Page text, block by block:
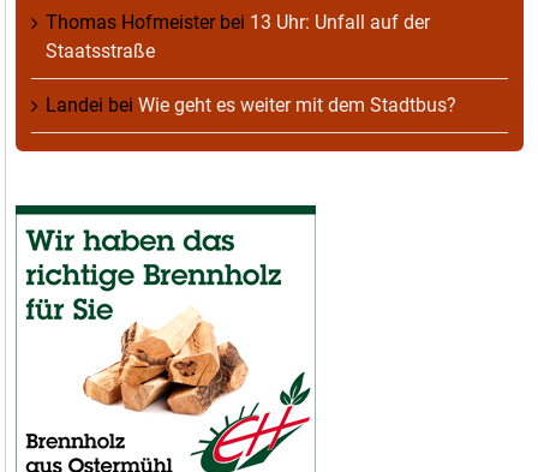
Thomas Hofmeisterbei 13 Uhr: Unfall auf der
Staatsstraße
Landei bei Wie geht es weiter mit dem Stadtbus?